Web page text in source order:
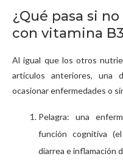
¿Qué pasa si
con vitamina
Al igual que los otros
artículos anteriores, una
ocasionar enfermedades o
Pelagra: una
función cognitiva
diarrea e inflamación